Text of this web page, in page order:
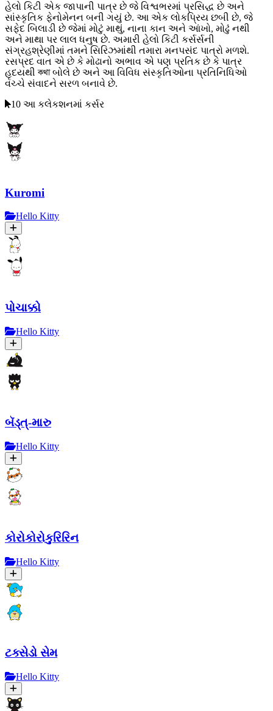
હેલો કિટી એક જાપાની પાત્ર છે જે વિશ્વભરમાં પ્રસિદ્ધ છે અને
સાંસ્કૃતિક ફેનોમેનન બની ગયું છે. આ એક લોકપ્રિય છબી છે, જે
સફેદ બિલાડી છે જેમાં મોટું માથું, નાના કાન અને આંખો, મોઢું નથી
અને માથા પર લાલ ધનુષ છે. અમારી હેલો કિટી કર્સર્સની
સંગ્રહશ્રેણીમાં તમને સિરિઝમાંથી તમારા મનપસંદ પાત્રો મળશે.
રસપ્રદ વાત એ છે કે મોઢાનો અભાવ એ પણ પ્રતિક છે કે પાત્ર
હૃદયથી কথা બોલે છે અને આ વિવિધ સંસ્કૃતિઓના પ્રતિનિધિઓ
વચ્ચે સંવાદને સરળ બનાવે છે.
10 આ કલેકશનમાં કર્સર
Kuromi
Hello Kitty
પોચાક્કો
Hello Kitty
બૅડ્ત્-મારુ
Hello Kitty
કોરોકોરોકુરિરિન
Hello Kitty
ટક્સેડો સેમ
Hello Kitty